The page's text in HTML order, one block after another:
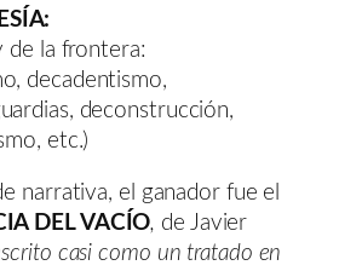
de la frontera:
decadentismo,
deconstrucción,
etc.)
narrativa, el ganador fue el
DEL VACÍO, de Javier
casi como un tratado en